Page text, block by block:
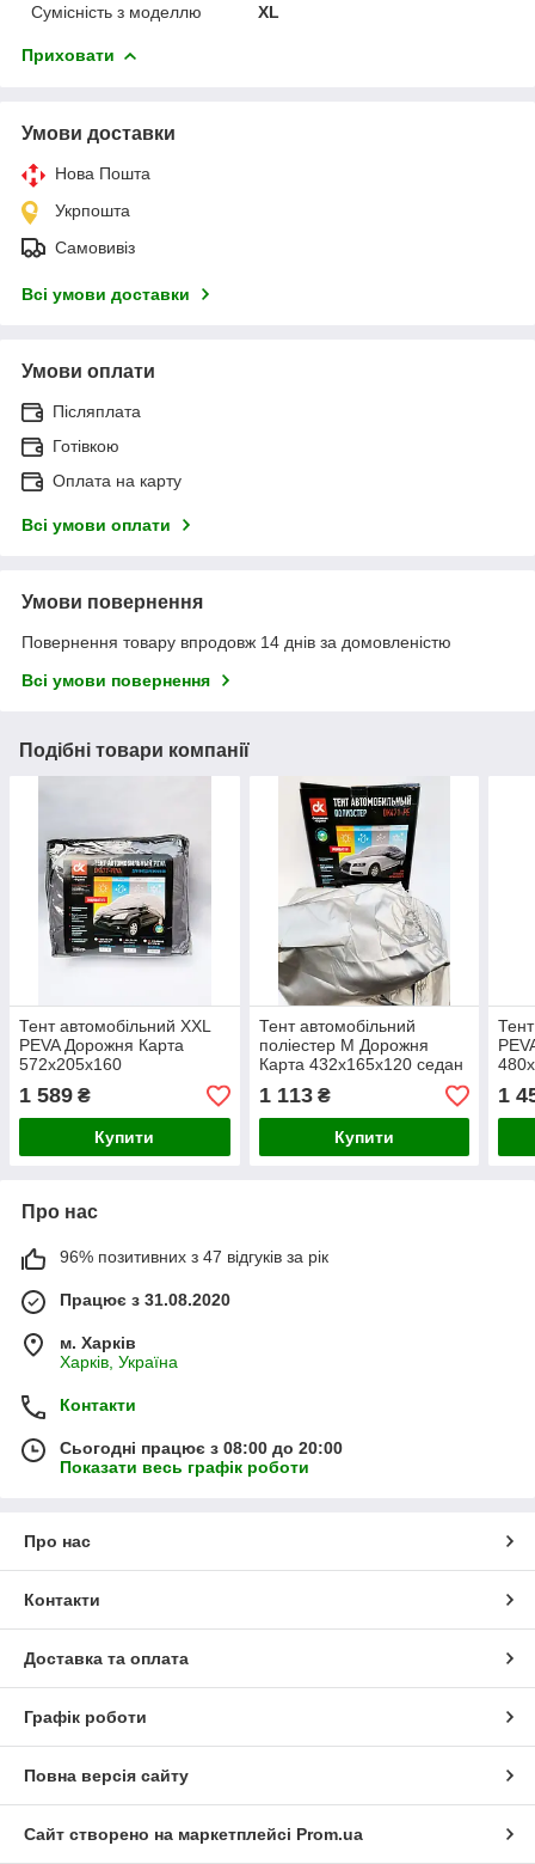
Сумісність з моделлю
XL
Приховати
Умови доставки
Нова Пошта
Укрпошта
Самовивіз
Всі умови доставки
Умови оплати
Післяплата
Готівкою
Оплата на карту
Всі умови оплати
Умови повернення
Повернення товару впродовж 14 днів за домовленістю
Всі умови повернення
Подібні товари компанії
Тент автомобільний XXL
PEVA Дорожня Карта
572x205x160
позашляховик
1 589 ₴
Купити
Тент автомобільний
поліестер М Дорожня
Карта 432х165х120 седан
1 113₴
Купити
1
Про нас
96% позитивних з 47 відгуків за рік
Працює з 31.08.2020
м. Харків
Харків, Україна
Контакти
Сьогодні працює з 08:00 до 20:00
Показати весь графік роботи
Про нас
Контакти
Доставка та оплата
Графік роботи
Повна версія сайту
Сайт створено на маркетплейсі Prom.ua